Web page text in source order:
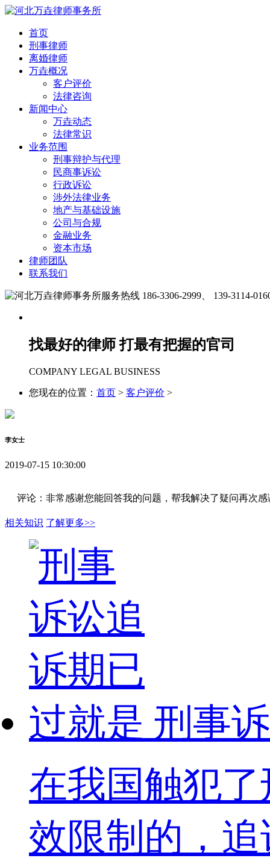
首页
刑事律师
离婚律师
万垚概况
客户评价
法律咨询
新闻中心
万垚动态
法律常识
业务范围
刑事辩护与代理
民商事诉讼
行政诉讼
涉外法律业务
地产与基础设施
公司与合规
金融业务
资本市场
律师团队
联系我们
186-3306-2999、 139-3114-
找最好的律师 打最有把握的官司
COMPANY LEGAL BUSINESS
您现在的位置： 首页 > 客户评价 >
李女士
2019-07-15 10:30:00
评论：非常感谢您能回答我的问题，帮我解决了疑问再次
相关知识 了解更多>>
刑事
在我国触犯
效限制的，